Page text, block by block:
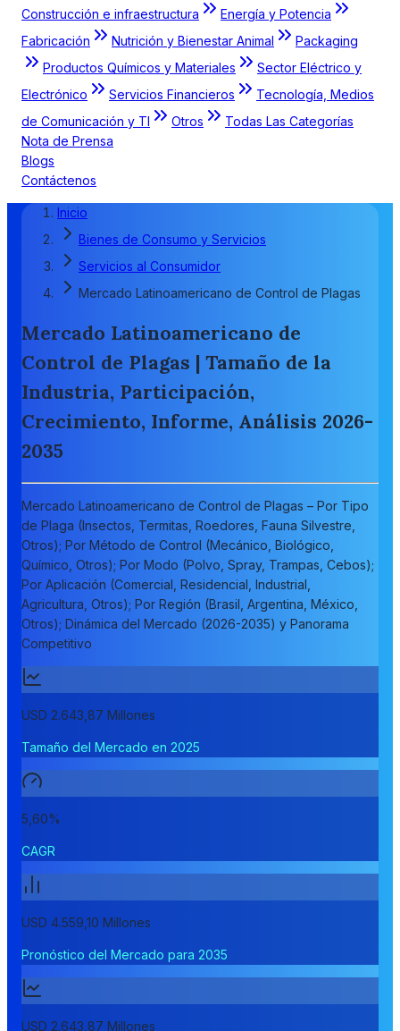
Construcción e infraestructura
Energía y Potencia
Fabricación
Nutrición y Bienestar Animal
Packaging
Productos Químicos y Materiales
Sector Eléctrico y
Electrónico
Servicios Financieros
Tecnología, Medios
de Comunicación y TI
Otros
Todas Las Categorías
Nota de Prensa
Blogs
Contáctenos
Inicio
Bienes de Consumo y Servicios
Servicios al Consumidor
Mercado Latinoamericano de Control de Plagas
Mercado Latinoamericano de
Control de Plagas | Tamaño de la
Industria, Participación,
Crecimiento, Informe, Análisis 2026-
2035
Mercado Latinoamericano de Control de Plagas – Por Tipo
de Plaga (Insectos, Termitas, Roedores, Fauna Silvestre,
Otros); Por Método de Control (Mecánico, Biológico,
Químico, Otros); Por Modo (Polvo, Spray, Trampas, Cebos);
Por Aplicación (Comercial, Residencial, Industrial,
Agricultura, Otros); Por Región (Brasil, Argentina, México,
Otros); Dinámica del Mercado (2026-2035) y Panorama
Competitivo
USD 2.643,87 Millones
Tamaño del Mercado en 2025
5,60%
CAGR
USD 4.559,10 Millones
Pronóstico del Mercado para 2035
USD 2.643,87 Millones